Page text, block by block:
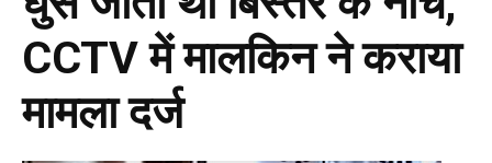
CCTV में मालकिन ने कराया
मामला दर्ज